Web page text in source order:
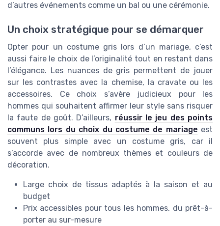
d’autres événements comme un bal ou une cérémonie.
Un choix stratégique pour se démarquer
Opter pour un costume gris lors d’un mariage, c’est
aussi faire le choix de l’originalité tout en restant dans
l’élégance. Les nuances de gris permettent de jouer
sur les contrastes avec la chemise, la cravate ou les
accessoires. Ce choix s’avère judicieux pour les
hommes qui souhaitent affirmer leur style sans risquer
la faute de goût. D’ailleurs, réussir le jeu des points
communs lors du choix du costume de mariage est
souvent plus simple avec un costume gris, car il
s’accorde avec de nombreux thèmes et couleurs de
décoration.
Large choix de tissus adaptés à la saison et au
budget
Prix accessibles pour tous les hommes, du prêt-à-
porter au sur-mesure